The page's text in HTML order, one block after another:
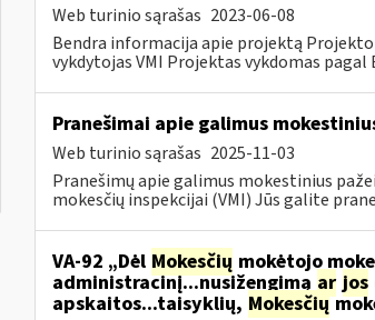
Web turinio sąrašas 2023-06-08
Bendra informacija apie projektą
vykdytojas VMI Projektas vykdomas
Pranešimai apie galimus
Web turinio sąrašas 2025-11-03
Pranešimų apie galimus mokestinius
mokesčių inspekcijai (VMI) Jūs galite
VA-92 „Dėl Mokesčių mokėtojo
administracinį...nusižengimąar jos
apskaitos...taisyklių, Mokesčių